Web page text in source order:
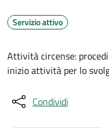
Servizio attivo
Attività circense:
inizio attività per lo
Condividi